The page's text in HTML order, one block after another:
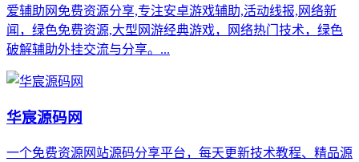
爱辅助网免费资源分享,专注安卓游戏辅助,活动线报,网络新
闻，绿色免费资源,大型网游经典游戏，网络热门技术，绿色
破解辅助外挂交流与分享。...
华宸源码网
一个免费资源网站源码分享平台，每天更新技术教程、精品源